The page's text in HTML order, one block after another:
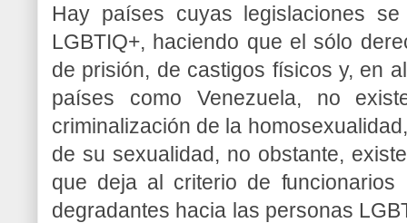
Hay países cuyas legislaciones
LGBTIQ+, haciendo que el sólo
de prisión, de castigos físicos y, en
países como Venezuela, no
criminalización de la
de su sexualidad, no obstante,
que deja al criterio de
degradantes hacia las personas